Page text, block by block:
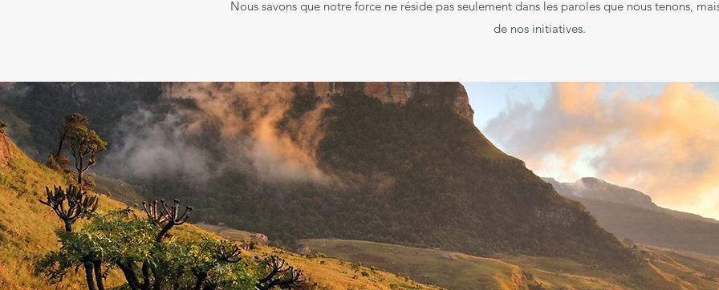
Nous savons que notre force ne réside pas seulement dans les paroles que nous tenons,
de nos initiatives.